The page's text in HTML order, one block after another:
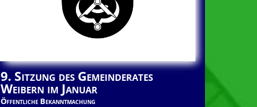
9. Sitzung des Gemeinderates
Weibern im Januar
Öffentliche Bekanntmachung